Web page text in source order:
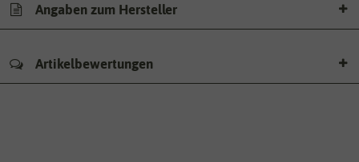
Angaben zum Hersteller
Artikelbewertungen